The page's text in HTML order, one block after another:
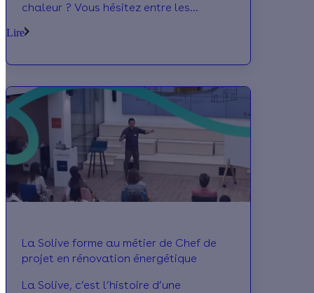
chaleur ? Vous hésitez entre les
? Vous vous demandez à quel
Qualit’EnR et Qualifelec ? Nous vous
aidons à y voir plus clair.
Lire
La Solive forme au métier de Chef de
projet en rénovation énergétique
La Solive, c’est l’histoire d’une